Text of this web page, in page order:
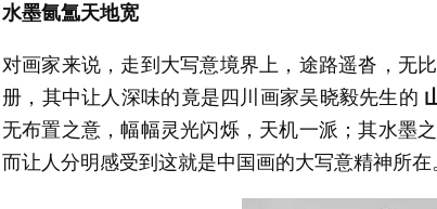
水墨氤氲天地宽
对画家来说，走到大写意境界上，途路遥沓，无
册，其中让人深味的竟是四川画家吴晓毅先生的
无布置之意，幅幅灵光闪烁，天机一派；其水墨
而让人分明感受到这就是中国画的大写意精神所在